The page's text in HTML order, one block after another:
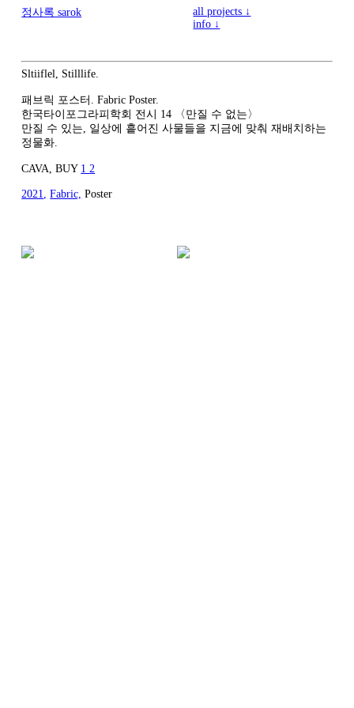
정사록 sarok
all projects ↓
info ↓
Sltiiflel, Stilllife.
패브릭 포스터. Fabric Poster.
한국타이포그라피학회 전시 14 〈만질 수 없는〉
만질 수 있는, 일상에 흩어진 사물들을 지금에 맞춰 재배치하는
정물화.
CAVA, BUY 12
2021, Fabric, Poster